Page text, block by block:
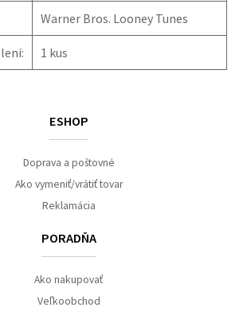
Warner Bros. Looney Tunes
1 kus
ESHOP
Doprava a poštovné
Ako vymeniť/vrátiť tovar
Reklamácia
PORADŇA
Ako nakupovať
Veľkoobchod